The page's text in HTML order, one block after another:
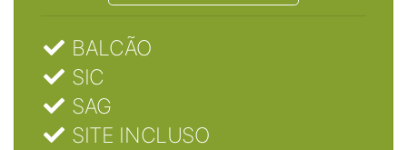
BALCÃO
SIC
SAG
SITE INCLUSO